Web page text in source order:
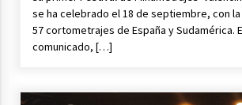
se ha celebrado el 18 de septiembre, con
57 cortometrajes de España y Sudamérica.
comunicado, […]